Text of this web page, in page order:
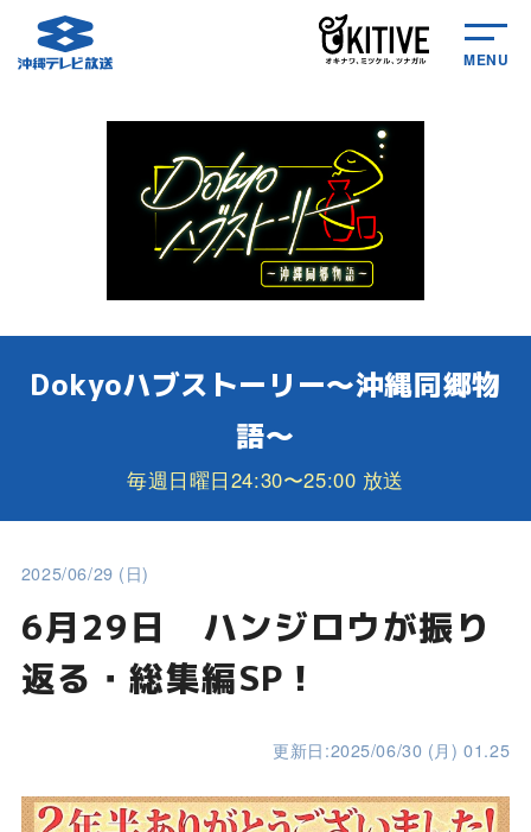
MENU
Dokyoハブストーリー～沖縄同郷物
語～
毎週日曜日24:30〜25:00 放送
2025/06/29 (日)
6月29日 ハンジロウが振り
返る・総集編SP！
更新日:2025/06/30 (月) 01.25